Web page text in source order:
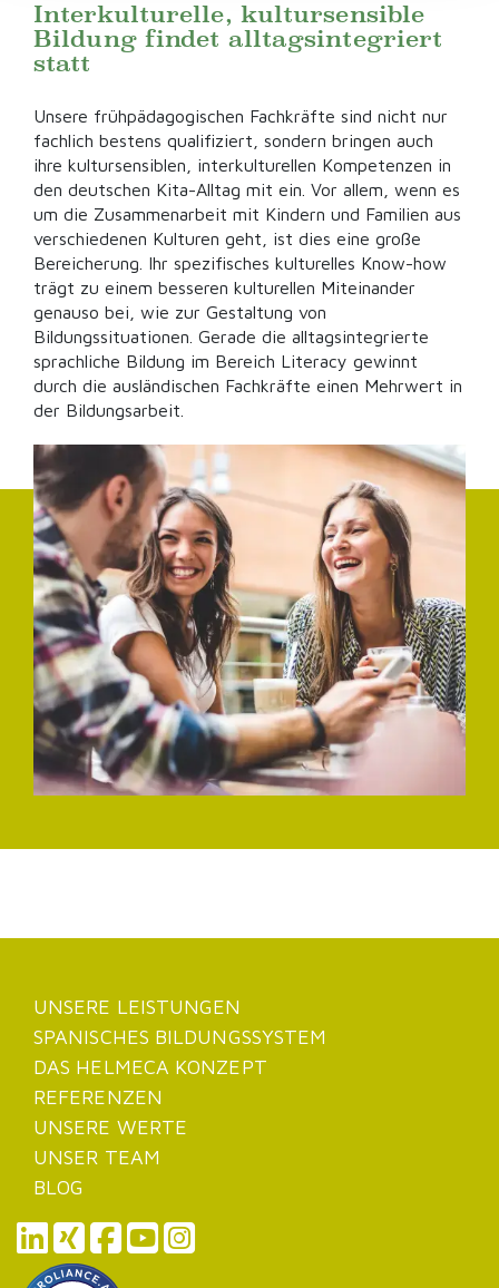
Interkulturelle, kultursensible
Bildung findet alltagsintegriert
statt
Unsere frühpädagogischen Fachkräfte sind nicht nur
fachlich bestens qualifiziert, sondern bringen auch
ihre kultursensiblen, interkulturellen Kompetenzen in
den deutschen Kita-Alltag mit ein. Vor allem, wenn es
um die Zusammenarbeit mit Kindern und Familien aus
verschiedenen Kulturen geht, ist dies eine große
Bereicherung. Ihr spezifisches kulturelles Know-how
trägt zu einem besseren kulturellen Miteinander
genauso bei, wie zur Gestaltung von
Bildungssituationen. Gerade die alltagsintegrierte
sprachliche Bildung im Bereich Literacy gewinnt
durch die ausländischen Fachkräfte einen Mehrwert in
der Bildungsarbeit.
UNSERE LEISTUNGEN
SPANISCHES BILDUNGSSYSTEM
DAS HELMECA KONZEPT
REFERENZEN
UNSERE WERTE
UNSER TEAM
BLOG